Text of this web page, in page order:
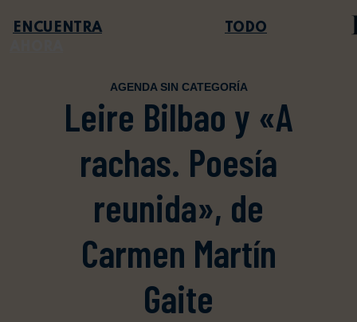
TODO
AGENDA SIN CATEGORÍA
Leire Bilbao y «A
rachas. Poesía
reunida», de
Carmen Martín
Gaite